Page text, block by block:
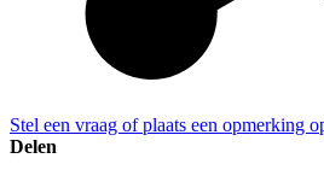
Stel een vraag of plaats een opmerking
Delen